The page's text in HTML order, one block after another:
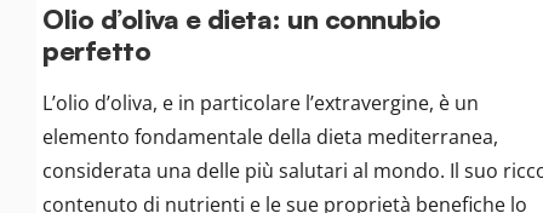
Olio d’oliva e dieta: un connubio
perfetto
L’olio d’oliva, e in particolare l’extravergine, è un
elemento fondamentale della dieta mediterranea,
considerata una delle più salutari al mondo. Il suo
contenuto di nutrienti e le sue proprietà benefiche lo